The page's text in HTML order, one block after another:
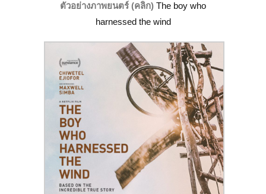
ตัวอย่างภาพยนตร์ (คลิก) The boy who
harnessed the wind